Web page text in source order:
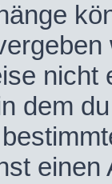
nicht
dem